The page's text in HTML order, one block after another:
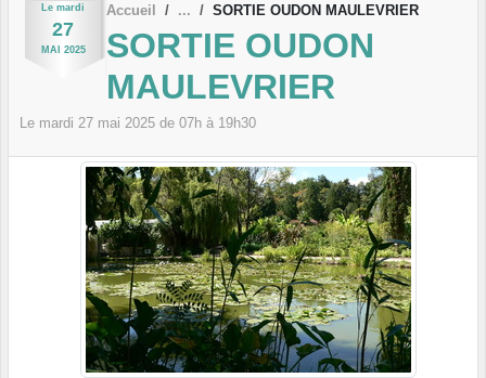
Le mardi
27
MAI 2025
Accueil SORTIE OUDON MAULEVRIER
SORTIE OUDON
MAULEVRIER
Le mardi 27 mai 2025 de 07h à 19h30